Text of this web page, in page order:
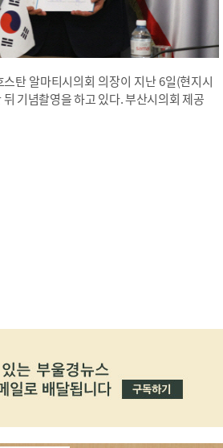
탄 알마티시의회 의장이 지난 6일(현지시
기념촬영을 하고 있다. 부산시의회 제공